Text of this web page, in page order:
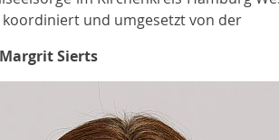
und umgesetzt von der
Sierts